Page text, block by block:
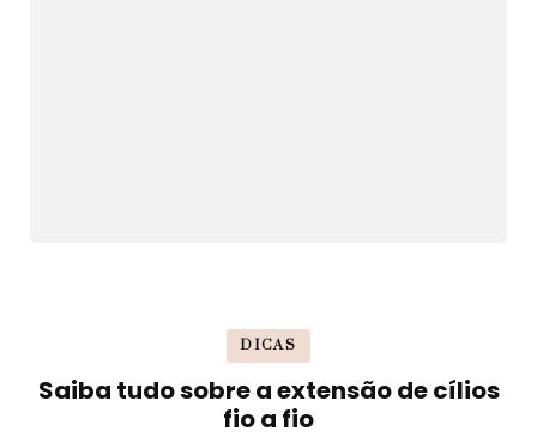
DICAS
Saiba tudo sobre a extensão de cílios
fio a fio